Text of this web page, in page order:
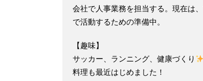
会社で人事業務を担当する。現在は
で活動するための準備中。
【趣味】
サッカー、ランニング、健康づくり
料理も最近はじめました！